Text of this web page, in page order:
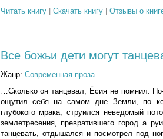
Читать книгу| Скачать книгу| Отзывы о
Все божьи дети могут
Жанр: Современная проза
…Сколько он танцевал, Ёсия не помнил.
ощутил себя на самом дне Земли, по
глубокого мрака, струился неведомый
землетресения, превратившего город а
танцевать, отдышался и посмотрел под